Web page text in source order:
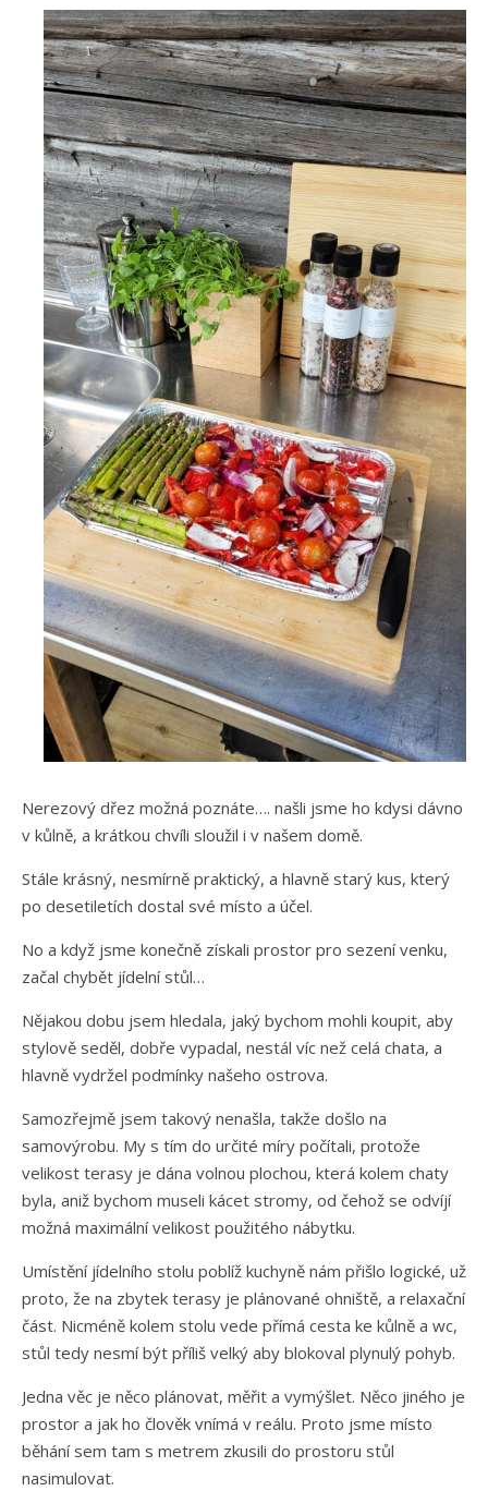
Nerezový dřez možná poznáte…. našli jsme ho kdysi dávno
v kůlně, a krátkou chvíli sloužil i v našem domě.
Stále krásný, nesmírně praktický, a hlavně starý kus, který
po desetiletích dostal své místo a účel.
No a když jsme konečně získali prostor pro sezení venku,
začal chybět jídelní stůl…
Nějakou dobu jsem hledala, jaký bychom mohli koupit, aby
stylově seděl, dobře vypadal, nestál víc než celá chata, a
hlavně vydržel podmínky našeho ostrova.
Samozřejmě jsem takový nenašla, takže došlo na
samovýrobu. My s tím do určité míry počítali, protože
velikost terasy je dána volnou plochou, která kolem chaty
byla, aniž bychom museli kácet stromy, od čehož se odvíjí
možná maximální velikost použitého nábytku.
Umístění jídelního stolu poblíž kuchyně nám přišlo logické, už
proto, že na zbytek terasy je plánované ohniště, a relaxační
část. Nicméně kolem stolu vede přímá cesta ke kůlně a wc,
stůl tedy nesmí být příliš velký aby blokoval plynulý pohyb.
Jedna věc je něco plánovat, měřit a vymýšlet. Něco jiného je
prostor a jak ho člověk vnímá v reálu. Proto jsme místo
běhání sem tam s metrem zkusili do prostoru stůl
nasimulovat.